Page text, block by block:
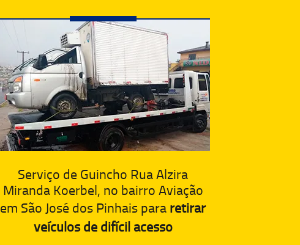
Serviço de Guincho Rua Alzira
Miranda Koerbel, no bairro Aviação
em São José dos Pinhais pararetirar
veículos de difícil acesso